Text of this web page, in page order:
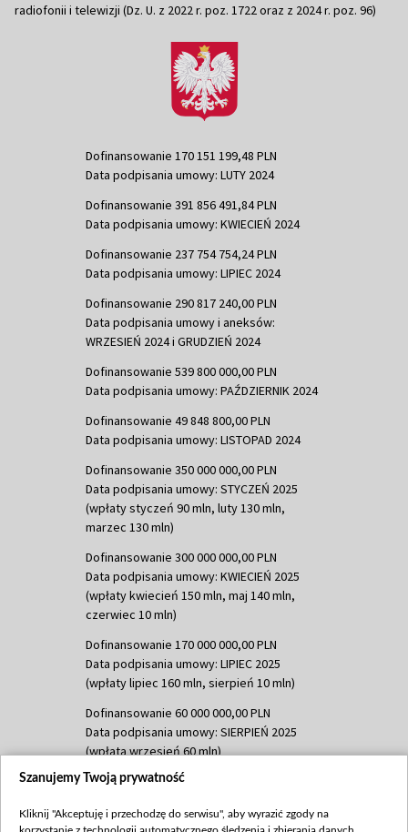
radiofonii i telewizji (Dz. U. z 2022 r. poz. 1722 oraz z 2024 r. poz. 96)
Dofinansowanie 170 151 199,48 PLN
Data podpisania umowy: LUTY 2024
Dofinansowanie 391 856 491,84 PLN
Data podpisania umowy: KWIECIEŃ 2024
Dofinansowanie 237 754 754,24 PLN
Data podpisania umowy: LIPIEC 2024
Dofinansowanie 290 817 240,00 PLN
Data podpisania umowy i aneksów:
WRZESIEŃ 2024 i GRUDZIEŃ 2024
Dofinansowanie 539 800 000,00 PLN
Data podpisania umowy: PAŹDZIERNIK 2024
Dofinansowanie 49 848 800,00 PLN
Data podpisania umowy: LISTOPAD 2024
Dofinansowanie 350 000 000,00 PLN
Data podpisania umowy: STYCZEŃ 2025
(wpłaty styczeń 90 mln, luty 130 mln,
marzec 130 mln)
Dofinansowanie 300 000 000,00 PLN
Data podpisania umowy: KWIECIEŃ 2025
(wpłaty kwiecień 150 mln, maj 140 mln,
czerwiec 10 mln)
Dofinansowanie 170 000 000,00 PLN
Data podpisania umowy: LIPIEC 2025
(wpłaty lipiec 160 mln, sierpień 10 mln)
Dofinansowanie 60 000 000,00 PLN
Data podpisania umowy: SIERPIEŃ 2025
(wpłata wrzesień 60 mln)
Dofinansowanie 635 783 051,21 PLN
(wpłata wrzesień 100 mln, październik 350
Szanujemy Twoją prywatność
Kliknij "Akceptuję i przechodzę do serwisu", aby wyrazić zgody na